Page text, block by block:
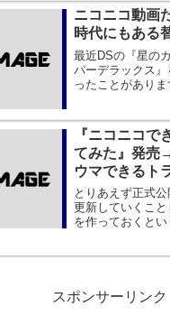
ロゲー系ブログ
では割愛するこ
ニコニコ動画
時代にもある
最近DSの『星の
パーデラックス
ったことがありま
流れている時に
てしまうからで
『ニコニコで
てみた』発売
ウマできるト
た』4月16日
とりあえず正式
更新していくこ
を作っておくと
スポンサーリンク